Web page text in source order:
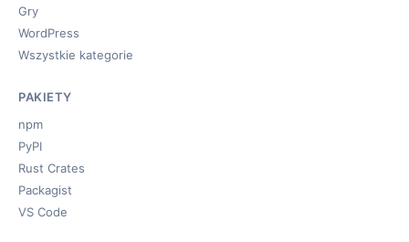
Gry
WordPress
Wszystkie kategorie
PAKIETY
npm
PyPI
Rust Crates
Packagist
VS Code